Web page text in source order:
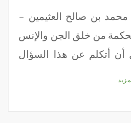
بن صالح العثيمين –
من خلق الجن والإنس
أن أتكلم عن هذا السؤال